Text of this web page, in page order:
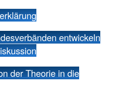
entwickeln
der Theorie in die